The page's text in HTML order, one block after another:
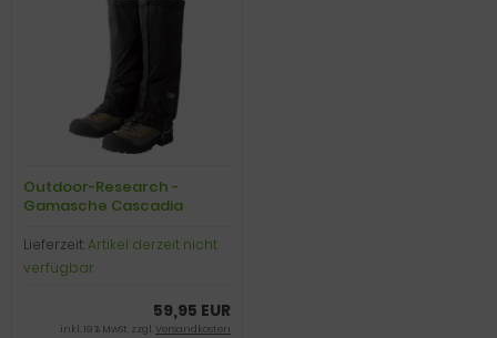
Outdoor-Research -
Gamasche Cascadia
Lieferzeit:Artikel derzeit nicht
verfügbar
59,95 EUR
inkl. 19 % MwSt. zzgl.Versandkosten